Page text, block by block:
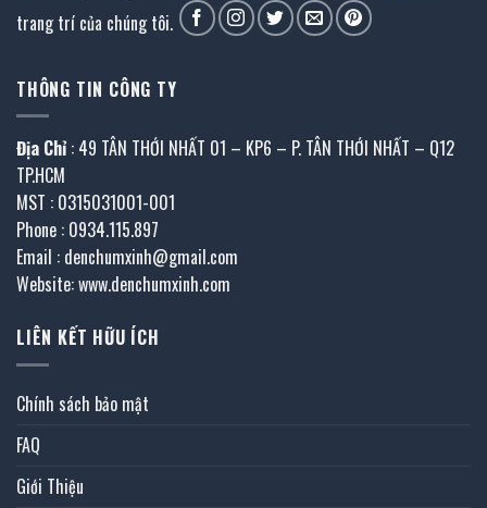
trang trí của chúng tôi.
THÔNG TIN CÔNG TY
Địa Chỉ : 49 TÂN THỚI NHẤT 01 – KP6 – P. TÂN THỚI NHẤT – Q12
TP.HCM
MST : 0315031001-001
Phone : 0934.115.897
Email : denchumxinh@gmail.com
Website: www.denchumxinh.com
LIÊN KẾT HỮU ÍCH
Chính sách bảo mật
FAQ
Giới Thiệu